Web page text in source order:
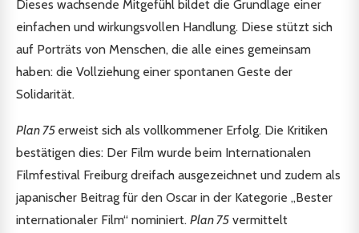
Dieses wachsende Mitgefühl bildet die Grundlage einer
einfachen und wirkungsvollen Handlung. Diese stützt sich
auf Porträts von Menschen, die alle eines gemeinsam
haben: die Vollziehung einer spontanen Geste der
Solidarität.
Plan 75 erweist sich als vollkommener Erfolg. Die Kritiken
bestätigen dies: Der Film wurde beim Internationalen
Filmfestival Freiburg dreifach ausgezeichnet und zudem als
japanischer Beitrag für den Oscar in der Kategorie „Bester
internationaler Film“ nominiert. Plan 75 vermittelt